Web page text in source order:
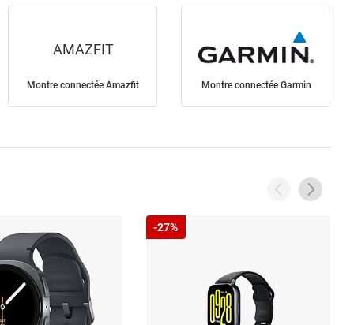
AMAZFIT
Montre connectée Amazfit Montre connectée Garmin
-27%